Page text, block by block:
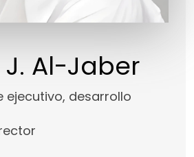
Al-Jaber
ejecutivo, desarrollo